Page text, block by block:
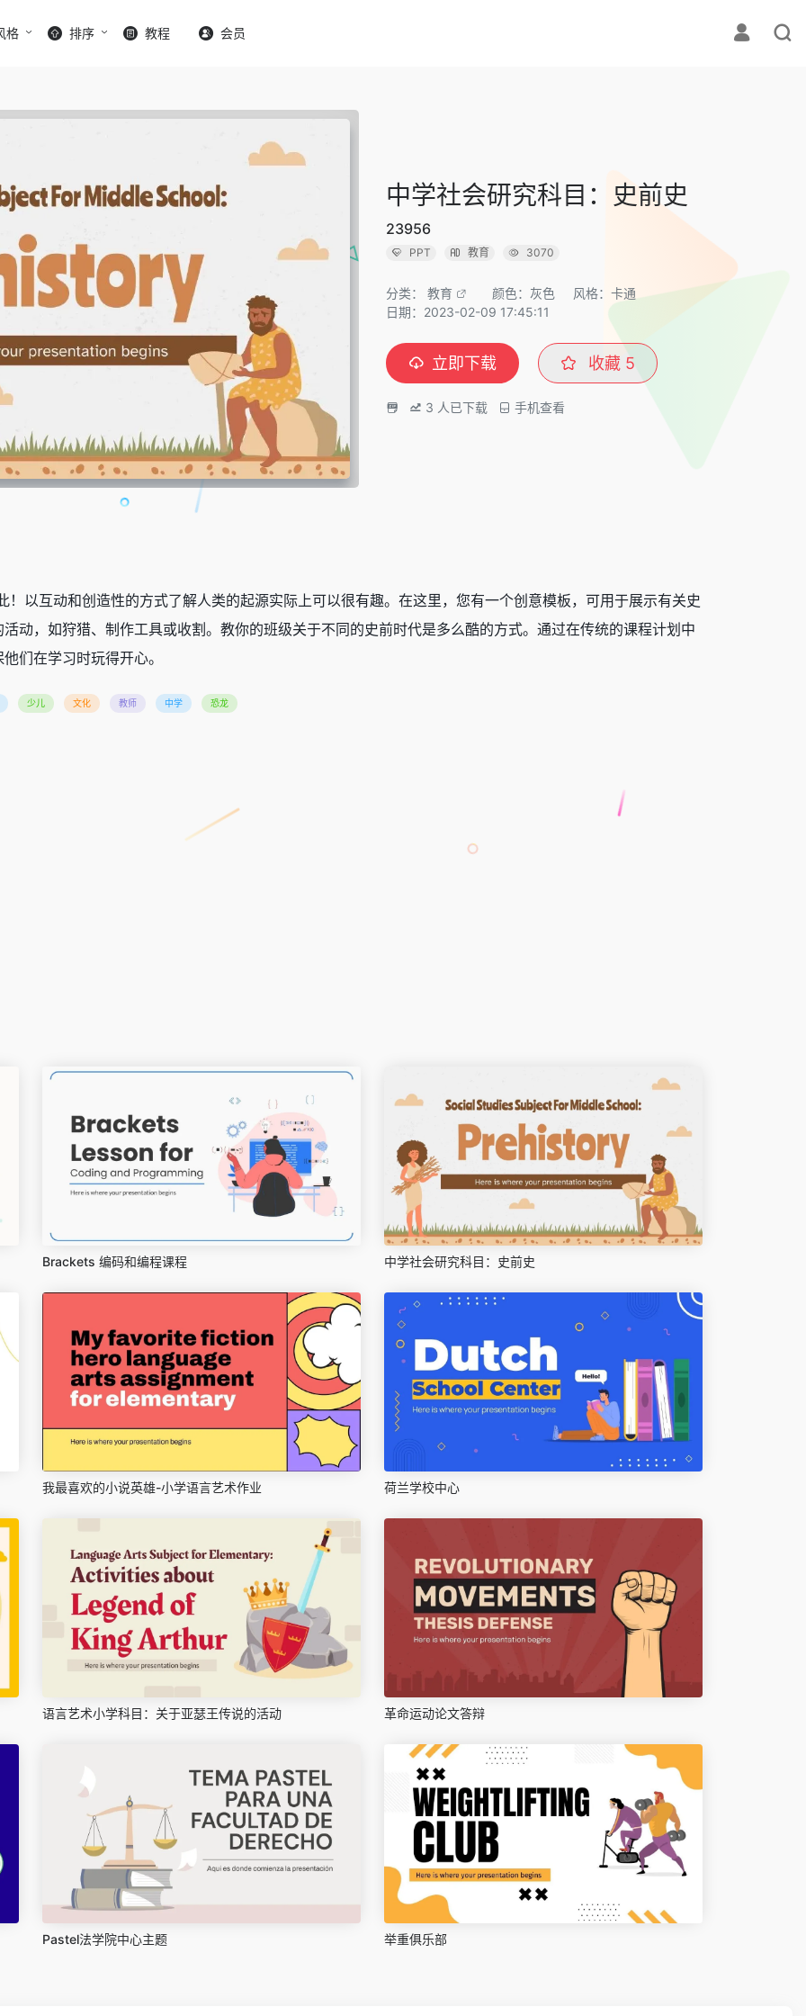
格 排序 教程 会员
中学社会研究科目：史前史
23956
PPT 教育 3070
分类： 教育 颜色：灰色
风格：卡通
日期：2023-02-09 17:45:11
立即下载 收藏 5
3 人已下载 手机查看
！以互动和创造性的方式了解人类的起源实际上可以很有趣。在这里，您有一个创意模板，可用于展示有关史
动，如狩猎、制作工具或收割。教你的班级关于不同的史前时代是多么酷的方式。通过在传统的课程计划中
们在学习时玩得开心。
少儿 文化 教师 中学 恐龙
Brackets 编码和编程课程 中学社会研究科目：史前史
我最喜欢的小说英雄-小学语言艺术作业 荷兰学校中心
语言艺术小学科目：关于亚瑟王传说的活动 革命运动论文答辩
Pastel法学院中心主题 举重俱乐部